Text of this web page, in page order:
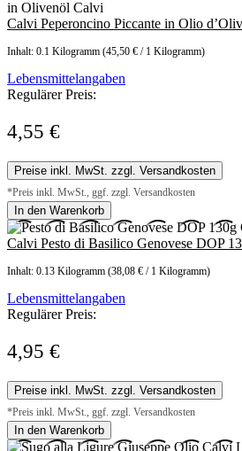
Calvi Peperoncino Piccante in Olio
Inhalt: 0.1 Kilogramm (45,50 € / 1 Kilogramm)
Lebensmittelangaben
Regulärer Preis:
4,55 €
Preise inkl. MwSt. zzgl. Versandkosten
*Preis inkl. MwSt., ggf. zzgl. Versandkosten
In den Warenkorb
Calvi Pesto di Basilico Genovese DOP
Inhalt: 0.13 Kilogramm (38,08 € / 1 Kilogramm)
Lebensmittelangaben
Regulärer Preis:
4,95 €
Preise inkl. MwSt. zzgl. Versandkosten
*Preis inkl. MwSt., ggf. zzgl. Versandkosten
In den Warenkorb